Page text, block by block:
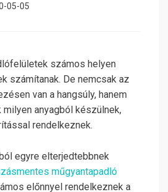
05-05
számos helyen
számítanak. De nemcsak az
van a hangsúly, hanem
anyagból készülnek,
rendelkeznek.
egyre elterjedtebbnek
műgyantapadló
előnnyel rendelkeznek a